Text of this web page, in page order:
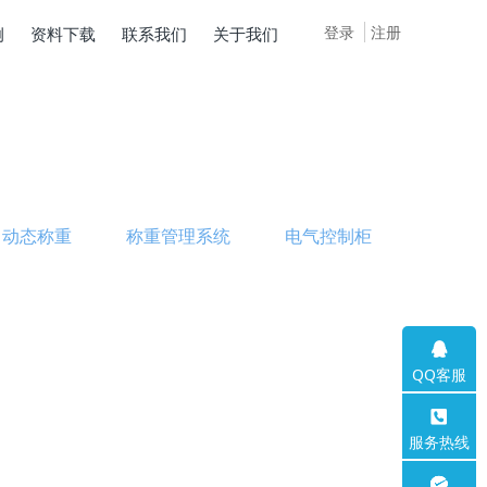
登录 注册
资料下载 联系我们 关于我们
动态称重 称重管理系统 电气控制柜
QQ客服
服务热线